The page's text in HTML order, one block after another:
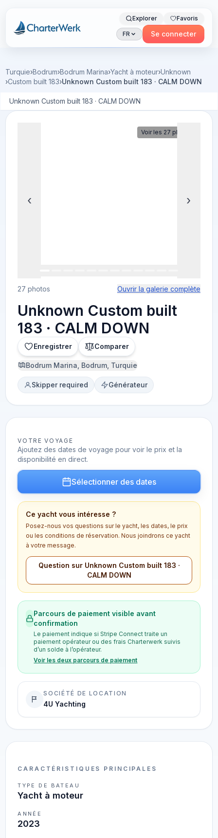
Charterwerk
Explorer Favoris
FR Se connecter
Turquie›Bodrum›Bodrum Marina›Yacht à moteur›Unknown
›Custom built 183›Unknown Custom built 183 · CALM DOWN
Unknown Custom built 183 · CALM DOWN
Voir les 27 photos
‹ ›
27 photos Ouvrir la galerie complète
Unknown Custom built
183 · CALM DOWN
Enregistrer Comparer
Bodrum Marina, Bodrum, Turquie
Skipper required Générateur
CARACTÉRISTIQUES PRINCIPALES
TYPE DE BATEAU
Yacht à moteur
ANNÉE
2023
VOTRE VOYAGE
Ajoutez des dates de voyage pour voir le prix et la
disponibilité en direct.
Sélectionner des dates
Ce yacht vous intéresse ?
Posez-nous vos questions sur le yacht, les dates, le prix
ou les conditions de réservation. Nous joindrons ce yacht
à votre message.
Question sur Unknown Custom built 183 ·
CALM DOWN
Parcours de paiement visible avant
confirmation
Le paiement indique si Stripe Connect traite un
paiement opérateur ou des frais Charterwerk suivis
d’un solde à l’opérateur.
Voir les deux parcours de paiement
SOCIÉTÉ DE LOCATION
4U Yachting